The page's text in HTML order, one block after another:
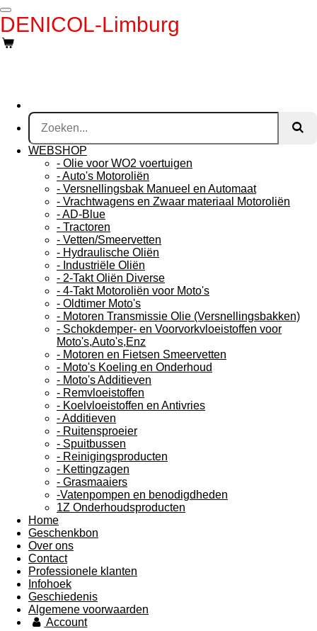
Ga
direct
naar
de
DENICOL-Limburg
WEBSHOP
- Olie voor WO2 voertuigen
- Auto's Motoroliën
- Versnellingsbak Manueel en Automaat
- Vrachtwagens en Zwaar materiaal Motoroliën
- AD-Blue
- Tractoren
- Vetten/Smeervetten
- Hydraulische Oliën
- Industriële Oliën
- 2-Takt Oliën Diverse
- 4-Takt Motoroliën voor Moto's
- Oldtimer Moto's
- Motoren Transmissie Olie (Versnellingsbakken)
- Schokdemper- en Voorvorkvloeistoffen voor
Moto's,Auto's,Enz
- Motoren en Fietsen Smeervetten
- Moto's Koeling en Onderhoud
- Moto's Additieven
- Remvloeistoffen
- Koelvloeistoffen en Antivries
- Additieven
- Ruitensproeier
- Spuitbussen
- Reinigingsproducten
- Kettingzagen
- Grasmaaiers
-Vatenpompen en benodigdheden
1Z Onderhoudsproducten
Home
Geschenkbon
Over ons
Contact
Professionele klanten
Infohoek
Geschiedenis
Algemene voorwaarden
Account